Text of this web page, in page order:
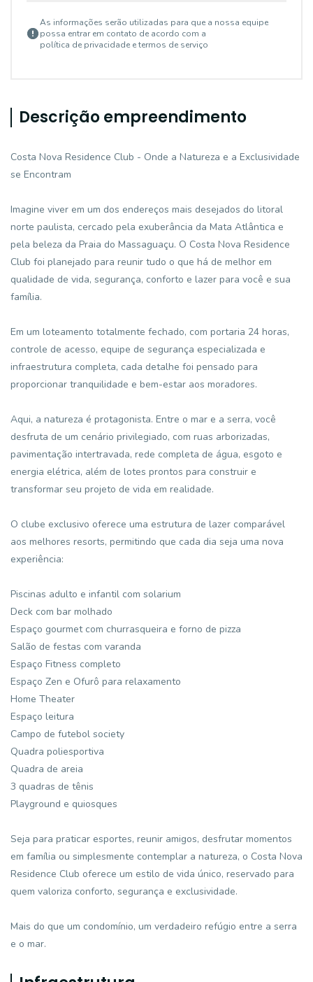
As informações serão utilizadas para que a nossa equipe
possa entrar em contato de acordo com a
política de privacidade e termos de serviço
Descrição empreendimento
Costa Nova Residence Club - Onde a Natureza e a Exclusividade
se Encontram
Imagine viver em um dos endereços mais desejados do litoral
norte paulista, cercado pela exuberância da Mata Atlântica e
pela beleza da Praia do Massaguaçu. O Costa Nova Residence
Club foi planejado para reunir tudo o que há de melhor em
qualidade de vida, segurança, conforto e lazer para você e sua
família.
Em um loteamento totalmente fechado, com portaria 24 horas,
controle de acesso, equipe de segurança especializada e
infraestrutura completa, cada detalhe foi pensado para
proporcionar tranquilidade e bem-estar aos moradores.
Aqui, a natureza é protagonista. Entre o mar e a serra, você
desfruta de um cenário privilegiado, com ruas arborizadas,
pavimentação intertravada, rede completa de água, esgoto e
energia elétrica, além de lotes prontos para construir e
transformar seu projeto de vida em realidade.
O clube exclusivo oferece uma estrutura de lazer comparável
aos melhores resorts, permitindo que cada dia seja uma nova
experiência:
Piscinas adulto e infantil com solarium
Deck com bar molhado
Espaço gourmet com churrasqueira e forno de pizza
Salão de festas com varanda
Espaço Fitness completo
Espaço Zen e Ofurô para relaxamento
Home Theater
Espaço leitura
Campo de futebol society
Quadra poliesportiva
Quadra de areia
3 quadras de tênis
Playground e quiosques
Seja para praticar esportes, reunir amigos, desfrutar momentos
em família ou simplesmente contemplar a natureza, o Costa Nova
Residence Club oferece um estilo de vida único, reservado para
quem valoriza conforto, segurança e exclusividade.
Mais do que um condomínio, um verdadeiro refúgio entre a serra
e o mar.